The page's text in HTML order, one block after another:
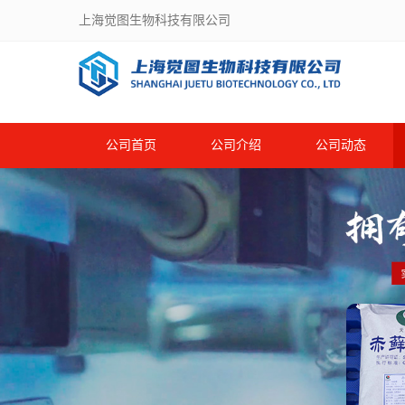
上海觉图生物科技有限公司
公司首页 公司介绍 公司动态